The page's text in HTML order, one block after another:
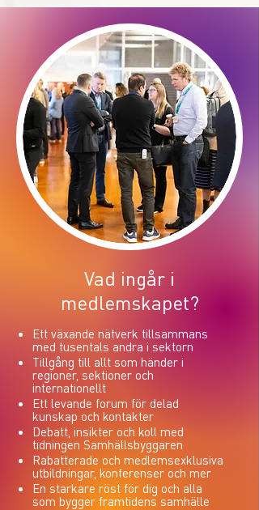
Vad ingår i
medlemskapet?
Ett växande nätverk tillsammans
med tusentals andra i sektorn
Tillgång till allt som händer i
regioner, sektioner och
internationellt
Ett levande forum för delad
kunskap och kontakter
Debatt, insikter och koll med
tidningen Samhällsbyggaren
Rabatterade och medlemsexklusiva
utbildningar, konferenser och mer
En starkare röst för dig och alla
som bygger framtidens samhälle